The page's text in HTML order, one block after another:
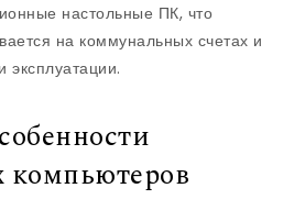
настольные ПК, что
на коммунальных счетах и
эксплуатации.